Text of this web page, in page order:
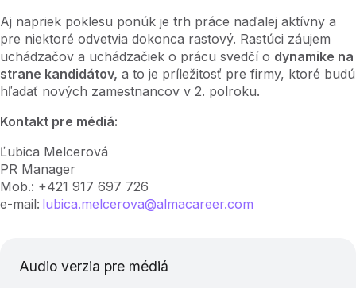
Aj napriek poklesu ponúk je trh práce naďalej aktívny a
pre niektoré odvetvia dokonca rastový. Rastúci záujem
uchádzačov a uchádzačiek o prácu svedčí o dynamike na
strane kandidátov, a to je príležitosť pre firmy, ktoré budú
hľadať nových zamestnancov v 2. polroku.
Kontakt pre médiá:
Ľubica Melcerová
PR Manager
Mob.: +421 917 697 726
e-mail: lubica.melcerova@almacareer.com
Audio verzia pre médiá